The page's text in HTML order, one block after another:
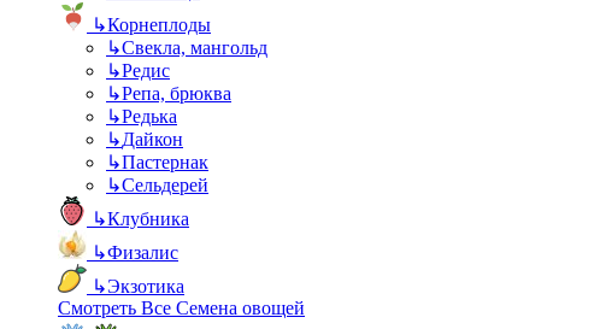
↳Корнеплоды
↳Свекла, мангольд
↳Редис
↳Репа, брюква
↳Редька
↳Дайкон
↳Пастернак
↳Сельдерей
↳Клубника
↳Физалис
↳Экзотика
Смотреть Все Семена овощей